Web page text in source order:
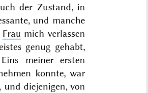
der Zustand, in
und manche
Frau mich verlassen
genug gehabt,
meiner ersten
konnte, war
und diejenigen, von